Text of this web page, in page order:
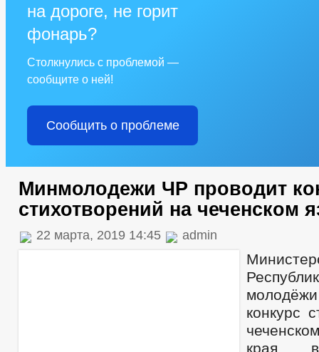
на дороге, не горит
фонарь?
Столкнулись с проблемой —
сообщите о ней!
Сообщить о проблеме
Минмолодежи ЧР проводит
стихотворений на чеченском
22 марта, 2019 14:45 admin
конкурс
края в